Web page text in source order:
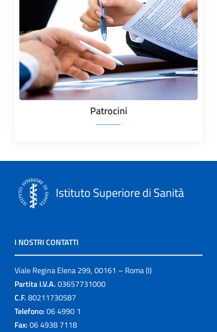
Patrocini
Istituto Superiore di Sanità
I NOSTRI CONTATTI
Viale Regina Elena 299, 00161 – Roma (I)
Partita I.V.A. 03657731000
C.F. 80211730587
Telefono: 06 4990 1
Fax: 06 4938 7118